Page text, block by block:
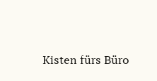
Kisten fürs Büro